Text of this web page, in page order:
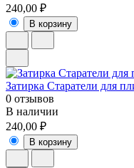
240,00 ₽
В корзину
Затирка Старатели для
0 отзывов
В наличии
240,00 ₽
В корзину